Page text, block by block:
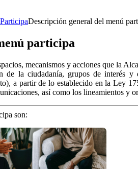
ParticipaDescripción general del menú
participa
mecanismos y acciones que la
de la ciudadanía, grupos de interés
a partir de lo establecido en la Ley
así como los lineamientos y
son: